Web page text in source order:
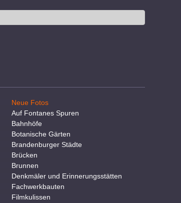
Neue Fotos
Auf Fontanes Spuren
Bahnhöfe
Botanische Gärten
Brandenburger Städte
Brücken
Brunnen
Denkmäler und Erinnerungsstätten
Fachwerkbauten
Filmkulissen